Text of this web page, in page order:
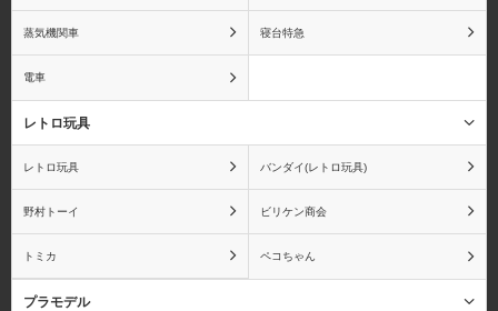
蒸気機関車 寝台特急
電車
レトロ玩具
レトロ玩具 バンダイ(レトロ玩具)
野村トーイ ビリケン商会
トミカ ペコちゃん
プラモデル